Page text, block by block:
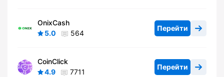
OnixCash
5.0
564
Перейти
CoinClick
4.9
7711
Перейти